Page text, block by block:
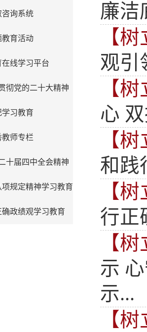
咨询系统
教育活动
线学习平台
彻党的二十大精神
学习教育
教师专栏
十届四中全会精神
规定精神学习教育
政绩观学习教育
廉
【
观引
【
心
【
和践
【
行正
【
示
示...
【